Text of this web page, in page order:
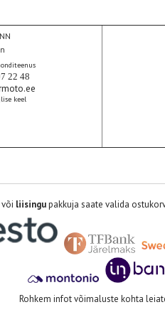
22 48
keel
või liisingupakkuja saate valida
Rohkem infot võimaluste kohta